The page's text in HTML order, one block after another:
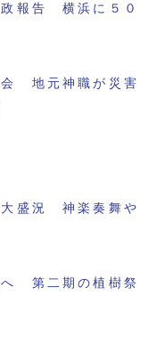
報告 横浜に５０
会 地元神職が災害
大盛況 神楽奏舞や
第二期の植樹祭